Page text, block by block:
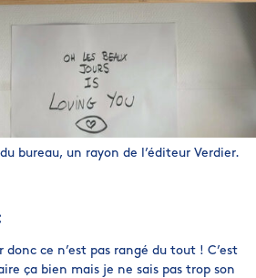
bureau, un rayon de l’éditeur Verdier.
donc ce n’est pas rangé du tout ! C’est
ça bien mais je ne sais pas trop son